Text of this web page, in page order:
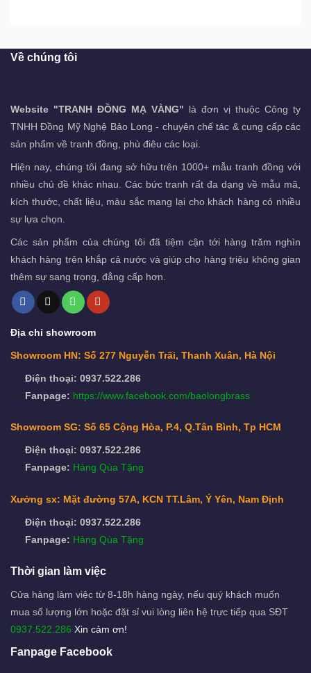
Về chúng tôi
Website "TRANH ĐỒNG MẠ VÀNG" là đơn vị thuộc Công ty
TNHH Đồng Mỹ Nghệ Bảo Long - chuyên chế tác & cung cấp các
sản phẩm về tranh đồng, phù điêu các loại.
Hiện nay, chúng tôi đang sở hữu trên 1000+ mẫu tranh đồng với
nhiều chủ đề khác nhau. Các bức tranh rất đa dạng về mẫu mã,
kích thước, chất liệu, màu sắc mang lại cho khách hàng có nhiều
sự lựa chọn.
Các sản phẩm của chúng tôi đã tiệm cận tới hàng trăm nghìn
khách hàng trên khắp cả nước và giúp cho hàng triệu không gian
thêm sự sang trọng, đẳng cấp hơn.
Địa chỉ showroom
Showroom HN: Số 277 Nguyễn Trãi, Thanh Xuân, Hà Nội
Điện thoại: 0937.522.286
Fanpage: https://www.facebook.com/baolongbrass
Showroom SG: Số 65 Cộng Hòa, P.4, Q.Tân Bình, Tp HCM
Điện thoại: 0937.522.286
Fanpage: Hàng Qùa Tặng
Xưởng sx: Mặt đường 57A, KCN TT.Lâm, Ý Yên, Nam Định
Điện thoại: 0937.522.286
Fanpage: Hàng Qùa Tặng
Thời gian làm việc
Cửa hàng làm việc từ 8-18h hàng ngày, nếu quý khách muốn
mua số lượng lớn hoặc đặt sỉ vui lòng liên hệ trực tiếp qua SĐT
0937.522.286 Xin cảm ơn!
Fanpage Facebook